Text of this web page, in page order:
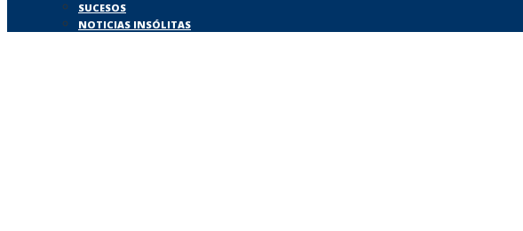
SUCESOS
NOTICIAS INSÓLITAS